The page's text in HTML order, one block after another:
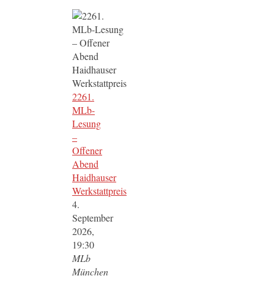
2261.
MLb-
Lesung
–
Offener
Abend
Haidhauser
Werkstattpreis
4.
September
2026,
19:30
MLb
München